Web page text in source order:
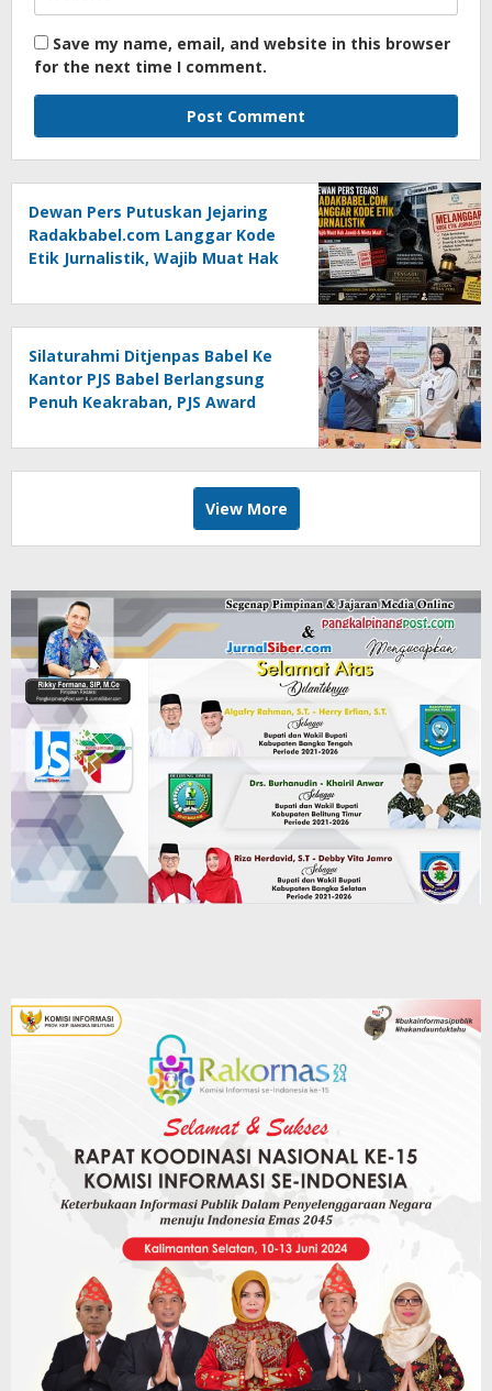
Save my name, email, and website in this browser
for the next time I comment.
Dewan Pers Putuskan Jejaring
Radakbabel.com Langgar Kode
Etik Jurnalistik, Wajib Muat Hak
Silaturahmi Ditjenpas Babel Ke
Kantor PJS Babel Berlangsung
Penuh Keakraban, PJS Award
Agustina
View More